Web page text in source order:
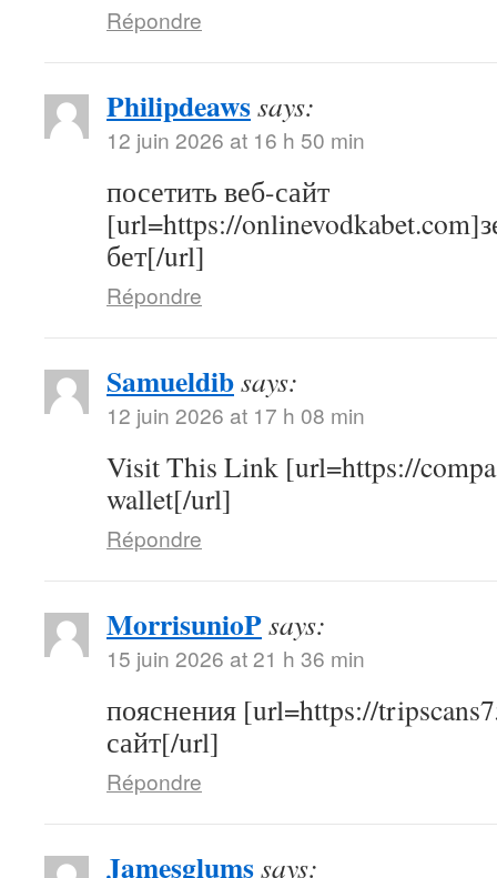
Répondre
Philipdeawssays:
12 juin 2026 at 16 h 50 min
посетить веб-сайт
[url=https://
бет[/url]
Répondre
Samueldibsays:
12 juin 2026 at 17 h 08 min
Visit This Link [url=https://
wallet[/url]
Répondre
MorrisunioPsays:
15 juin 2026 at 21 h 36 min
пояснения [url=https://
сайт[/url]
Répondre
Jamesglumssays: